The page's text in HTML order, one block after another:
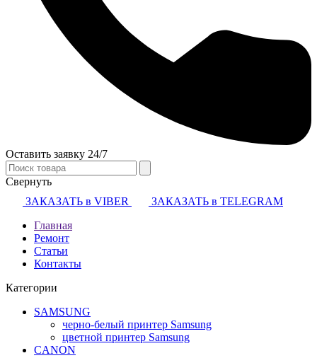
Оставить заявку 24/7
Свернуть
ЗАКАЗАТЬ в VIBER
ЗАКАЗАТЬ в TELEGRAM
Главная
Ремонт
Статьи
Контакты
Категории
SAMSUNG
черно-белый принтер Samsung
цветной принтер Samsung
CANON